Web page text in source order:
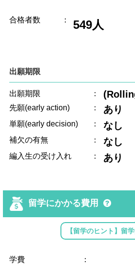
合格者数 ： 549人
出願期限
出願期限 ：
先願(early action) ： あり
単願(early decision) ： なし
補欠の有無 ： なし
編入生の受け入れ ： あり
留学にかかる費用
【留学のヒント】留
学費 ：